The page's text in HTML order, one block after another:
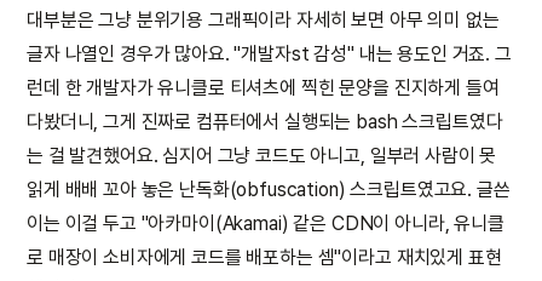
대부분은 그냥 분위기용 그래픽이라 자세히 보면 아무 의미 없는
글자 나열인 경우가 많아요. "개발자st 감성" 내는 용도인 거죠. 그
런데 한 개발자가 유니클로 티셔츠에 찍힌 문양을 진지하게 들여
다봤더니, 그게 진짜로 컴퓨터에서 실행되는 bash 스크립트였다
는 걸 발견했어요. 심지어 그냥 코드도 아니고, 일부러 사람이 못
읽게 배배 꼬아 놓은 난독화(obfuscation) 스크립트였고요. 글쓴
이는 이걸 두고 "아카마이(Akamai) 같은 CDN이 아니라, 유니클
로 매장이 소비자에게 코드를 배포하는 셈"이라고 재치있게 표현